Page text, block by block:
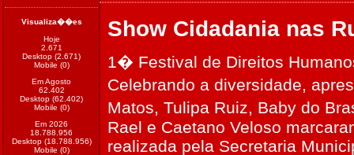
Visualiza��es
Hoje
2.671
Desktop (2.671)
Mobile (0)
Em Agosto
62.402
Desktop (62.402)
Mobile (0)
Em 2026
18.788.956
Desktop (18.788.956)
Mobile (0)
Show Cidadania nas
1� Festival de Direitos
Celebrando a diversidade,
Matos, Tulipa Ruiz, Baby do
Rael e Caetano Veloso
realizada pela Secretaria